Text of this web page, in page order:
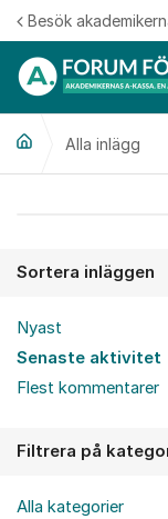
Hoppa till innehåll
Besök
Alla inlägg
Sortera inläggen
Nyast
Senaste aktivitet
Flest kommentarer
Filtrera på
Alla kategorier